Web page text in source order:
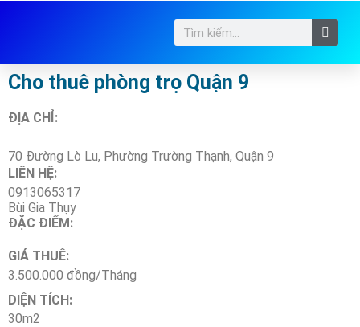
Cho thuê phòng trọ Quận 9
ĐỊA CHỈ:
70 Đường Lò Lu, Phường Trường Thạnh, Quận 9
LIÊN HỆ:
0913065317
Bùi Gia Thụy
ĐẶC ĐIỂM:
GIÁ THUÊ:
3.500.000 đồng/Tháng
DIỆN TÍCH:
30m2